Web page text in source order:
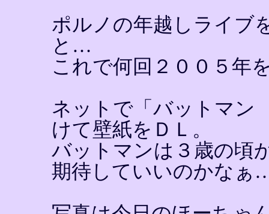
ポルノの年越しライブ
と…
これで何回２００５年
ネットで「バットマ
けて壁紙をＤＬ。
バットマンは３歳の頃
期待していいのかなぁ